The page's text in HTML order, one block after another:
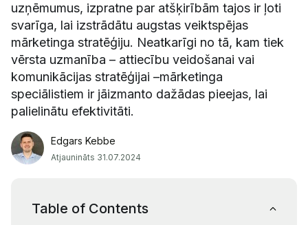
uzņēmumus, izpratne par atšķirībām tajos ir ļoti
svarīga, lai izstrādātu augstas veiktspējas
mārketinga stratēģiju. Neatkarīgi no tā, kam tiek
vērsta uzmanība – attiecību veidošanai vai
komunikācijas stratēģijai –mārketinga
speciālistiem ir jāizmanto dažādas pieejas, lai
palielinātu efektivitāti.
Edgars Kebbe
Atjaunināts 31.07.2024
Table of Contents